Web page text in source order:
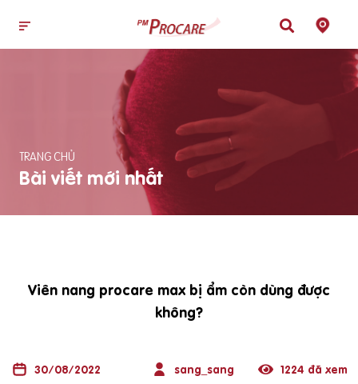
TRANG CHỦ
Bài viết mới nhất
Viên nang procare max bị ẩm còn dùng được
không?
30/08/2022 sang_sang 1224 đã xem